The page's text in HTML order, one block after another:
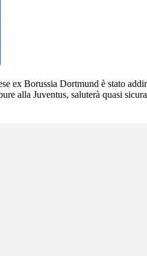
ex Borussia Dortmund è stato
alla Juventus, saluterà quasi